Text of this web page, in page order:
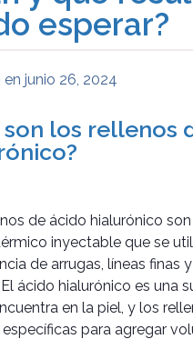
esperar?
en junio 26, 2024
son los rellenos
de ácido hialurónico
inyectable que se
de arrugas, líneas finas
ácido hialurónico es una
en la piel, y los
específicas para agregar